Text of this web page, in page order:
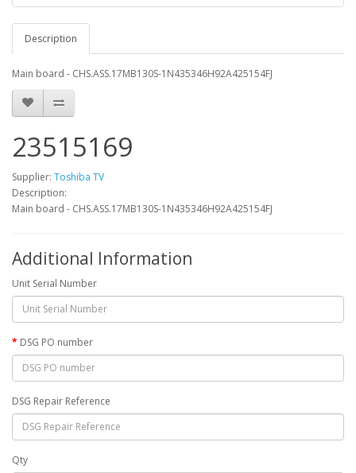
Description
Main board - CHS.ASS.17MB130S-1N435346H92A425154FJ
23515169
Supplier: Toshiba TV
Description:
Main board - CHS.ASS.17MB130S-1N435346H92A425154FJ
Additional Information
Unit Serial Number
DSG PO number
DSG Repair Reference
Qty